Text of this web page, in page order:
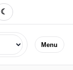
☾
Menu
Jazyk